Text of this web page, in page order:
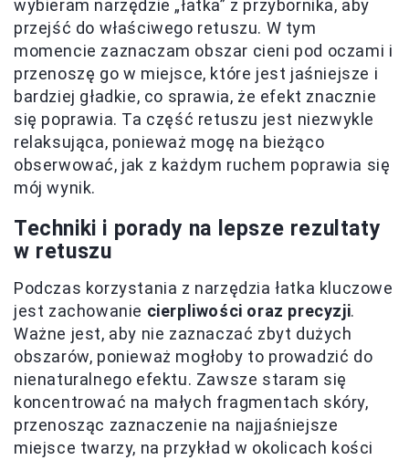
wybieram narzędzie „łatka” z przybornika, aby
przejść do właściwego retuszu. W tym
momencie zaznaczam obszar cieni pod oczami i
przenoszę go w miejsce, które jest jaśniejsze i
bardziej gładkie, co sprawia, że efekt znacznie
się poprawia. Ta część retuszu jest niezwykle
relaksująca, ponieważ mogę na bieżąco
obserwować, jak z każdym ruchem poprawia się
mój wynik.
Techniki i porady na lepsze rezultaty
w retuszu
Podczas korzystania z narzędzia łatka kluczowe
jest zachowanie cierpliwości oraz precyzji.
Ważne jest, aby nie zaznaczać zbyt dużych
obszarów, ponieważ mogłoby to prowadzić do
nienaturalnego efektu. Zawsze staram się
koncentrować na małych fragmentach skóry,
przenosząc zaznaczenie na najjaśniejsze
miejsce twarzy, na przykład w okolicach kości